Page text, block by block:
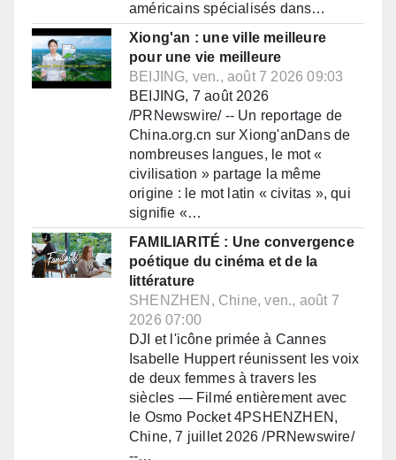
américains spécialisés dans…
Xiong'an : une ville meilleure
pour une vie meilleure
BEIJING, ven., août 7 2026 09:03
BEIJING, 7 août 2026
/PRNewswire/ -- Un reportage de
China.org.cn sur Xiong'anDans de
nombreuses langues, le mot «
civilisation » partage la même
origine : le mot latin « civitas », qui
signifie «…
FAMILIARITÉ : Une convergence
poétique du cinéma et de la
littérature
SHENZHEN, Chine, ven., août 7
2026 07:00
DJI et l'icône primée à Cannes
Isabelle Huppert réunissent les voix
de deux femmes à travers les
siècles — Filmé entièrement avec
le Osmo Pocket 4PSHENZHEN,
Chine, 7 juillet 2026 /PRNewswire/
--…